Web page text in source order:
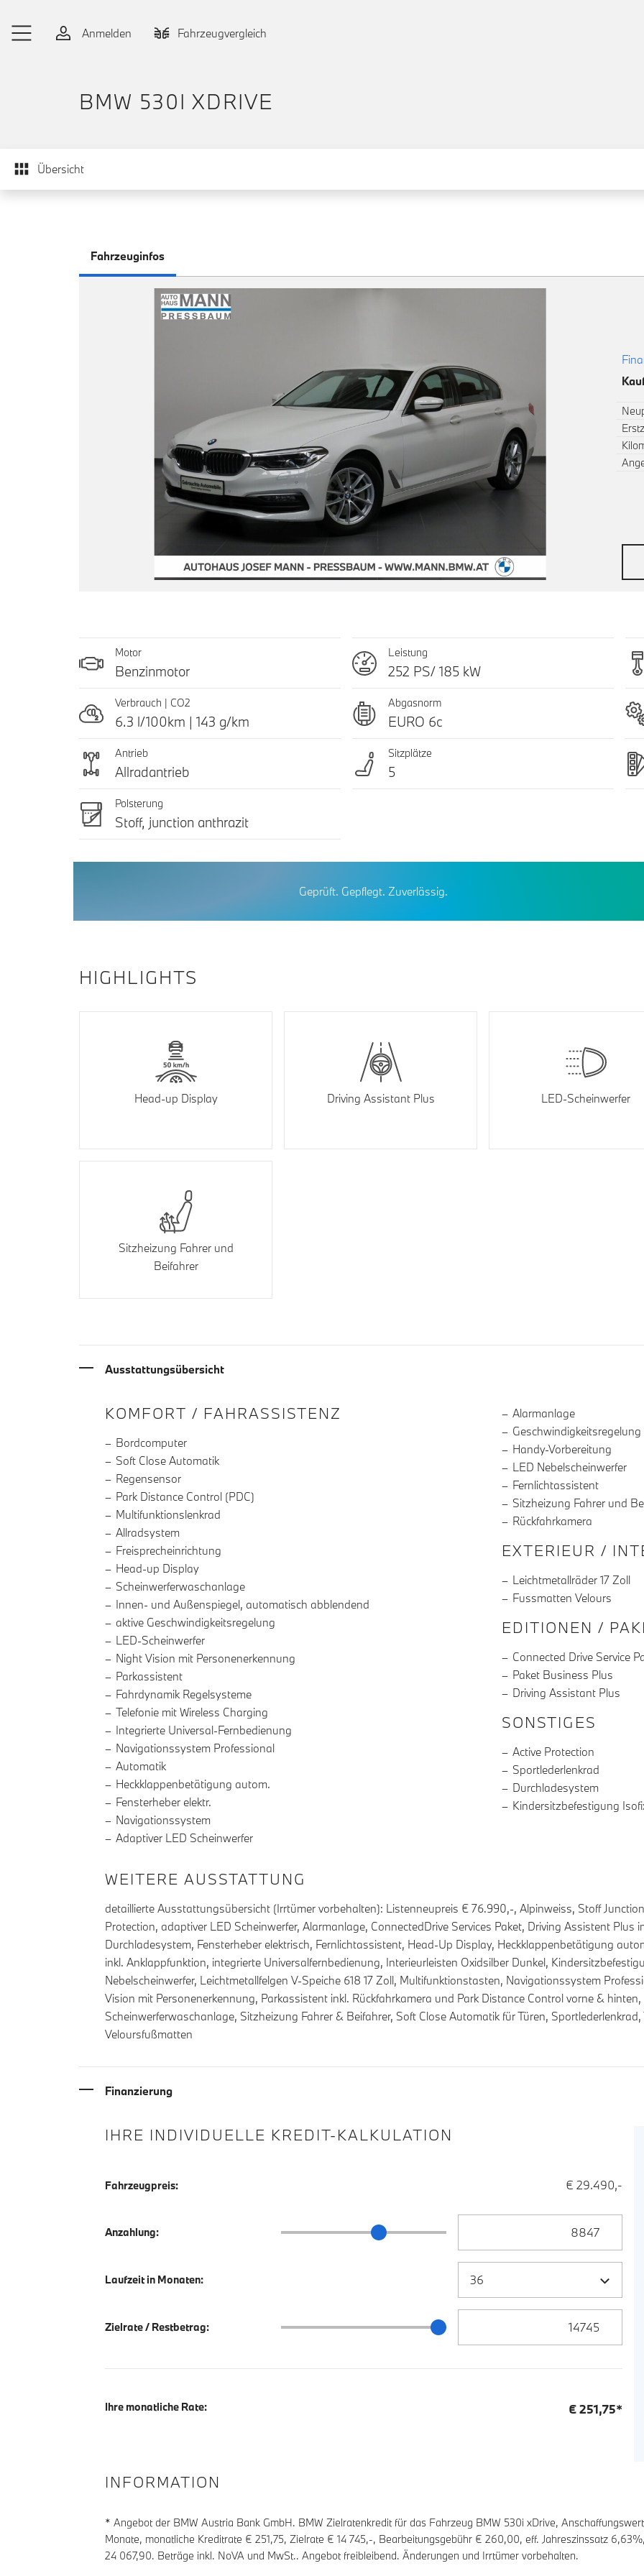
Anmelden
Fahrzeugvergleich
BMW 530I XDRIVE
Übersicht
Fahrzeuginfos
Motor
Benzinmotor
Leistung
252 PS/ 185 kW
Verbrauch | CO2
6.3 l/100km | 143 g/km
Abgasnorm
EURO 6c
Antrieb
Allradantrieb
Sitzplätze
5
Polsterung
Stoff, junction anthrazit
Geprüft. Gepflegt. Zuverlässig.
HIGHLIGHTS
Head-up Display Driving Assistant Plus LED-Scheinwerfer
Sitzheizung Fahrer und
Beifahrer
Ausstattungsübersicht
INFORMATIONEN ÜBER DIE AUSSTATTUNG
KOMFORT / FAHRASSISTENZ
Bordcomputer
Soft Close Automatik
Regensensor
Park Distance Control (PDC)
Multifunktionslenkrad
Allradsystem
Freisprecheinrichtung
Head-up Display
Scheinwerferwaschanlage
Innen- und Außenspiegel, automatisch abblendend
aktive Geschwindigkeitsregelung
LED-Scheinwerfer
Night Vision mit Personenerkennung
Parkassistent
Fahrdynamik Regelsysteme
Telefonie mit Wireless Charging
Integrierte Universal-Fernbedienung
Navigationssystem Professional
Automatik
Heckklappenbetätigung autom.
Fensterheber elektr.
Navigationssystem
Adaptiver LED Scheinwerfer
Alarmanlage
Geschwindigkeitsregelung
Handy-Vorbereitung
LED Nebelscheinwerfer
Fernlichtassistent
Sitzheizung Fahrer und
Rückfahrkamera
EXTERIEUR /
Leichtmetallräder 17 Zoll
Fussmatten Velours
EDITIONEN /
Connected Drive Service
Paket Business Plus
Driving Assistant Plus
SONSTIGES
Active Protection
Sportlederlenkrad
Durchladesystem
Kindersitzbefestigung
WEITERE AUSSTATTUNG
detaillierte Ausstattungsübersicht (Irrtümer vorbehalten): Listenneupreis € 76.990,-, Alpinweiss, Stoff
Protection, adaptiver LED Scheinwerfer, Alarmanlage, ConnectedDrive Services Paket, Driving Assistent Plus
Durchladesystem, Fensterheber elektrisch, Fernlichtassistent, Head-Up Display, Heckklappenbetätigung
inkl. Anklappfunktion, integrierte Universalfernbedienung, Interieurleisten Oxidsilber Dunkel,
Nebelscheinwerfer, Leichtmetallfelgen V-Speiche 618 17 Zoll, Multifunktionstasten, Navigationssystem
Vision mit Personenerkennung, Parkassistent inkl. Rückfahrkamera und Park Distance Control vorne &
Scheinwerferwaschanlage, Sitzheizung Fahrer & Beifahrer, Soft Close Automatik für Türen, Sportlederlenkrad,
Veloursfußmatten
Finanzierung
IHRE INDIVIDUELLE KREDIT-KALKULATION
Fahrzeugpreis: € 29.490,-
Anzahlung: Anzahlung Schieberegler
Laufzeit in Monaten:
Zielrate / Restbetrag: Zielrate / Restbetrag Schieberegler
Ihre monatliche Rate: €251,75*
INFORMATION
* Angebot der BMW Austria Bank GmbH. BMW Zielratenkredit für das Fahrzeug BMW 530i xDrive,
Monate, monatliche Kreditrate € 251,75, Zielrate € 14 745,-, Bearbeitungsgebühr € 260,00, eff. Jahreszinssatz 6,63
24 067,90. Beträge inkl. NoVA und MwSt.. Angebot freibleibend. Änderungen und Irrtümer vorbehalten.